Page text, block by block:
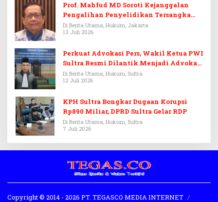
Prof. Mahfud MD Soroti Kejanggalan
Pengalihan Penyelidikan Tersangka
Febrie Adriansyah
Di Berita Utama, Hukum, Jakarta
13 Juli 2026
Perkuat Advokasi Pers, Wakil Ketua PWI
Sultra Resmi Dilantik Menjadi Advokat
PERADI
Di Berita Utama, Hukum, Sultra
12 Juli 2026
KPH Sultra Bongkar Dugaan Korupsi
Rp890 Miliar, DPRD Sultra Gelar RDP
Di Berita Utama, Hukum, Sultra
7 Juli 2026
Copyright © 2014 - 2026 PT. TEGASCO MEDIA INTERNET